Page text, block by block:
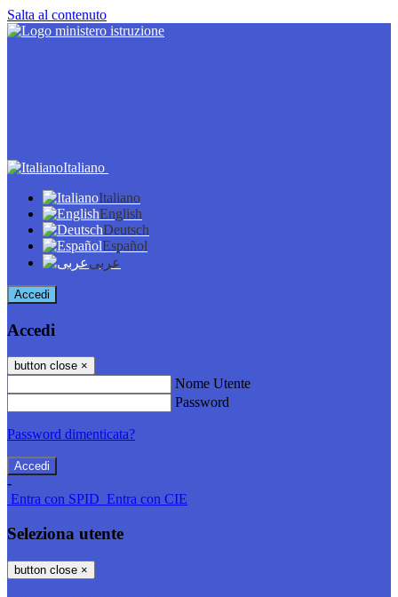
Salta al contenuto
Italiano
Italiano
English
Deutsch
Español
عربى
Accedi
Accedi
button close ×
Nome Utente
Password
Password dimenticata?
-
Entra con SPID Entra con CIE
Seleziona utente
button close ×